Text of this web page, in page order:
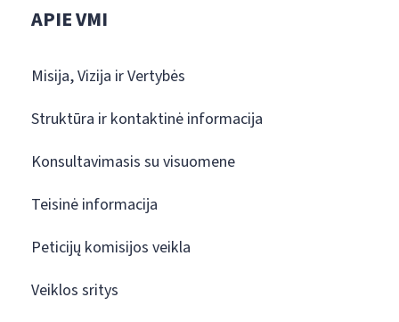
APIE VMI
Misija, Vizija ir Vertybės
Struktūra ir kontaktinė informacija
Konsultavimasis su visuomene
Teisinė informacija
Peticijų komisijos veikla
Veiklos sritys